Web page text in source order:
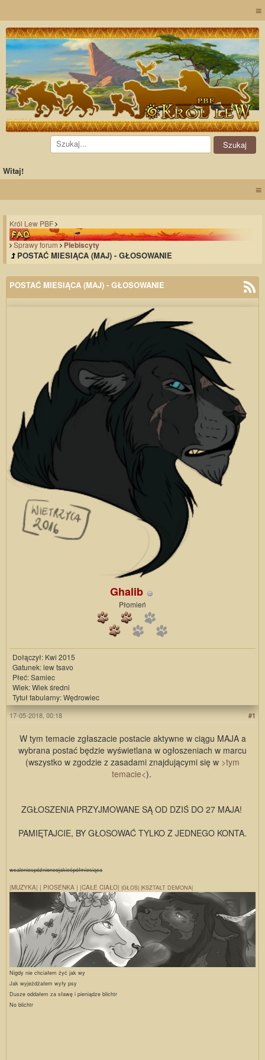
≡
Witaj!
≡
Król Lew PBF
Sprawy forum Plebiscyty
POSTAĆ MIESIĄCA (MAJ) - GŁOSOWANIE
POSTAĆ MIESIĄCA (MAJ) - GŁOSOWANIE
Ghalib
Płomień
Dołączył: Kwi 2015
Gatunek: lew tsavo
Płeć: Samiec
Wiek: Wiek średni
Tytuł fabularny: Wędrowiec
#1
17-05-2018, 00:18
W tym temacie zgłaszacie postacie aktywne w ciągu MAJA a
wybrana postać będzie wyświetlana w ogłoszeniach w marcu
(wszystko w zgodzie z zasadami znajdującymi się w >tym
temacie<).
ZGŁOSZENIA PRZYJMOWANE SĄ OD DZIŚ DO 27 MAJA!
PAMIĘTAJCIE, BY GŁOSOWAĆ TYLKO Z JEDNEGO KONTA.
wcaleniespóźnioneojakieśpółmiesiąca
|MUZYKA| | PIOSENKA | |CAŁE CIAŁO| |GŁOS| |KSZTAŁT DEMONA|
Nigdy nie chciałem żyć jak wy
Jak wyjeżdżałem wyły psy
Dusze oddałem za sławę i pieniądze blichtr
No blichtr